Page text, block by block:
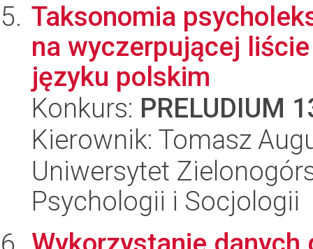
Taksonomia
na wyczerpującej
języku polskim
Konkurs: PRELUDIUM
Kierownik: Tomasz
Uniwersytet
Psychologii i Socjologii